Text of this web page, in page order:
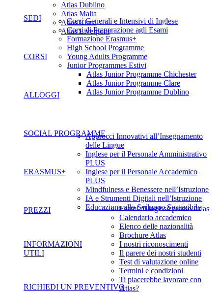
SEDI
Atlas Dublino
Atlas Malta
Atlas Clare
Atlas Liverpool
CORSI
Corsi Generali e Intensivi di Inglese
Corsi di Preparazione agli Esami
Formazione Erasmus+
High School Programme
Young Adults Programme
Junior Programmes Estivi
Atlas Junior Programme Chichester
Atlas Junior Programme Clare
Atlas Junior Programme Dublino
ALLOGGI
SOCIAL PROGRAMME
ERASMUS+
Approcci Innovativi all’Insegnamento
delle Lingue
Inglese per il Personale Amministrativo
PLUS
Inglese per il Personale Accademico
PLUS
Mindfulness e Benessere nell’Istruzione
IA e Strumenti Digitali nell’Istruzione
Educazione allo Sviluppo Sostenibile
PREZZI
INFORMAZIONI
UTILI
Esami di inglese presso Atlas
Calendario accademico
Elenco delle nazionalità
Brochure Atlas
I nostri riconoscimenti
Il parere dei nostri studenti
Test di valutazione online
Termini e condizioni
Ti piacerebbe lavorare con
Atlas?
RICHIEDI UN PREVENTIVO